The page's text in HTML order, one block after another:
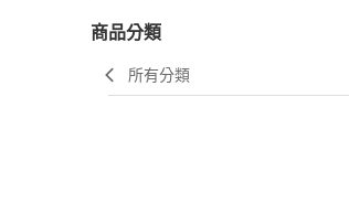
商品分類
所有分類